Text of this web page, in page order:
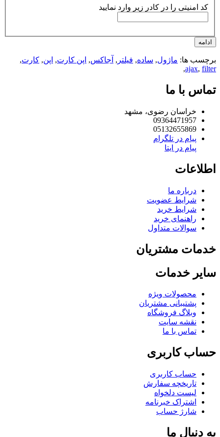
کد امنیتی را در کادر زیر وارد نمایید
ها: ماژول ,ساده,فیلتر,آجاکس,اپن کارت, اپن ,کارت,
ajax,
,
با ما
خراسان رضوی، مشهد
09364471957
05132655869
پیام در تلگرام
پیام در ایتا
درباره ما
شرایط عضویت
شرایط خرید
راهنمای خرید
سوالات متداول
مشتریان
خدمات
محصولات ویژه
پشتیبانی مشتریان
وبلاگ فروشگاه
نقشه سایت
تماس با ما
کاربری
حساب کاربری
تاریخچه سفارش
لیست دلخواه
اشتراک خبرنامه
شارژ حساب
دنبال ما